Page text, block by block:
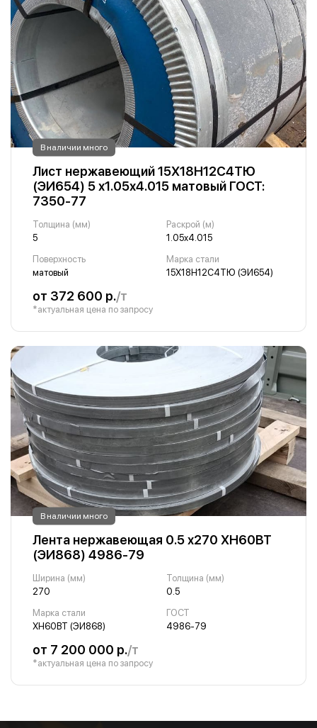
В наличии много
Лист нержавеющий 15Х18Н12С4ТЮ
(ЭИ654) 5 х1.05х4.015 матовый ГОСТ:
7350-77
Толщина (мм)
5
Раскрой (м)
1.05х4.015
Поверхность
матовый
Марка стали
15Х18Н12С4ТЮ (ЭИ654)
от 372 600 р./т
*актуальная цена по запросу
В наличии много
Лента нержавеющая 0.5 х270 ХН60ВТ
(ЭИ868) 4986-79
Ширина (мм)
270
Толщина (мм)
0.5
Марка стали
ХН60ВТ (ЭИ868)
ГОСТ
4986-79
от 7 200 000 р./т
*актуальная цена по запросу